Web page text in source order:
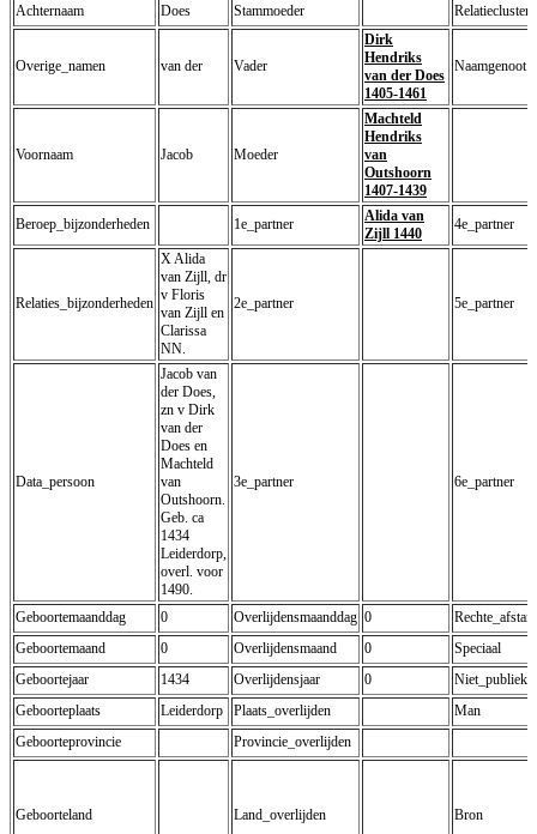
Achternaam Does Stammoeder
Overige_namen van der Vader
Dirk
Hendriks
van der Does
1405-1461
Naamgenoot
Voornaam Jacob Moeder
Machteld
Hendriks
van
Outshoorn
1407-1439
Beroep_bijzonderheden
1e_partner
Alida van
Zijll 1440
4e_partner
Relaties_bijzonderheden
X Alida
van Zijll, dr
v Floris
van Zijll en
Clarissa
NN.
2e_partner 5e_partner
Data_persoon
Jacob van
der Does,
zn v Dirk
van der
Does en
Machteld
van
Outshoorn.
Geb. ca
1434
Leiderdorp,
overl. voor
1490.
3e_partner 6e_partner
Geboortemaanddag 0 Overlijdensmaanddag 0
Geboortemaand
0 Overlijdensmaand 0
Speciaal
Geboortejaar
1434 Overlijdensjaar 0
Niet_publiek
Geboorteplaats
Leiderdorp Plaats_overlijden
Man
Geboorteprovincie
Provincie_overlijden
Geboorteland Land_overlijden Bron